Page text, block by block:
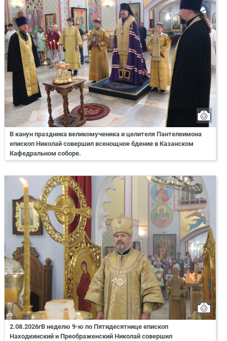
В канун праздника великомученика и целителя Пантелеимона
епископ Николай совершил всенощное бдение в Казанском
Кафедральном соборе.
2.08.2026гВ неделю 9-ю по Пятидесятнице епископ
Находкинский и Преображенский Николай совершил